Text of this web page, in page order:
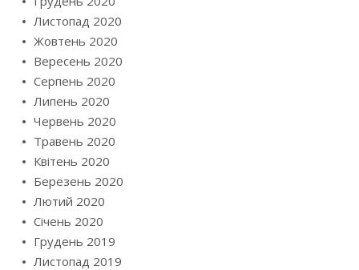
Листопад 2020
Жовтень 2020
Вересень 2020
Серпень 2020
Липень 2020
Червень 2020
Травень 2020
Квітень 2020
Березень 2020
Лютий 2020
Січень 2020
Грудень 2019
Листопад 2019